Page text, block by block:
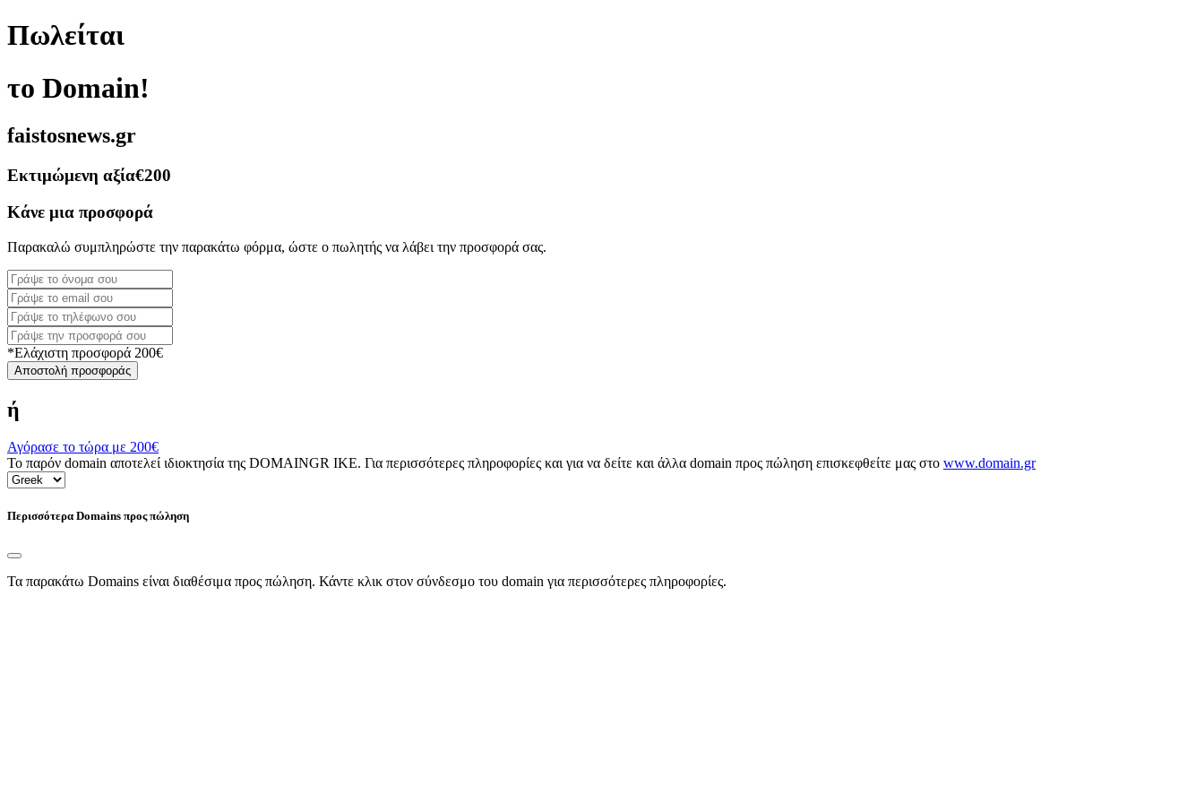
Πωλείται
το Domain!
faistosnews.gr
Εκτιμώμενη αξία€200
Κάνε μια προσφορά
Παρακαλώ συμπληρώστε την παρακάτω φόρμα, ώστε ο πωλητής να λάβει την προσφορά σας.
*Ελάχιστη προσφορά 200€
Αποστολή προσφοράς
ή
Αγόρασε το τώρα με 200€
Το παρόν domain αποτελεί ιδιοκτησία της DOMAINGR ΙΚΕ. Για περισσότερες πληροφορίες και για να δείτε και άλλα domain προς πώληση επισκεφθείτε μας στο www.domain.gr
Περισσότερα Domains προς πώληση
Τα παρακάτω Domains είναι διαθέσιμα προς πώληση. Κάντε κλικ στον σύνδεσμο του domain για περισσότερες πληροφορίες.